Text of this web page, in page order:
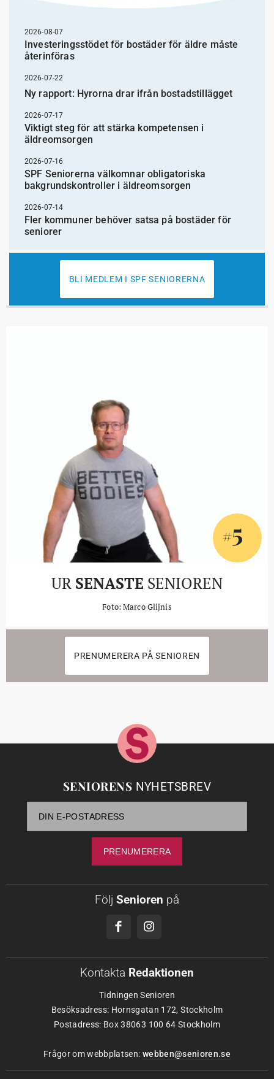
2026-08-07
Investeringsstödet för bostäder för äldre måste
återinföras
2026-07-22
Ny rapport: Hyrorna drar ifrån bostadstillägget
2026-07-17
Viktigt steg för att stärka kompetensen i
äldreomsorgen
2026-07-16
SPF Seniorerna välkomnar obligatoriska
bakgrundskontroller i äldreomsorgen
2026-07-14
Fler kommuner behöver satsa på bostäder för
seniorer
BLI MEDLEM I SPF SENIORERNA
#5
UR SENASTE SENIOREN
Foto: Marco Glijnis
PRENUMERERA PÅ SENIOREN
SENIORENS NYHETSBREV
Följ Senioren på
Kontakta Redaktionen
Tidningen Senioren
Besöksadress: Hornsgatan 172, Stockholm
Postadress: Box 38063 100 64 Stockholm
Frågor om webbplatsen: webben@senioren.se